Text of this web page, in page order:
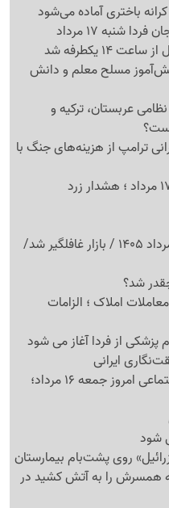
باختری آماده می‌شود
17 مرداد
یکطرفه شد
مسلح معلم و دانش
عربستان، ترکیه و
ترامپ از هزینه‌های جنگ با
وضعیت آب و هوای بوشهر شنبه 17 مرداد ؛ هشدار زرد
قیمت طلا و سکه امروز جمعه 16 مرداد 1405 / بازار غافلگیر شد/
املاک ؛ الزامات
پزشکی از فردا آغاز می شود
ایرانی
آخرین اخبار بازنشستگان تامین اجتماعی امروز جمعه 16 مرداد؛
شود
همسرش را به آتش کشید در